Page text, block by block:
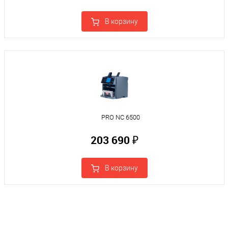
В корзину
PRO NC 6500
203 690 ₽
В корзину